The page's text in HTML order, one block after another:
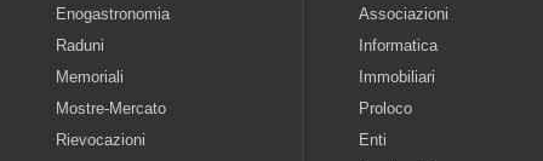
Enogastronomia
Raduni
Memoriali
Mostre-Mercato
Rievocazioni
Associazioni
Informatica
Immobiliari
Proloco
Enti